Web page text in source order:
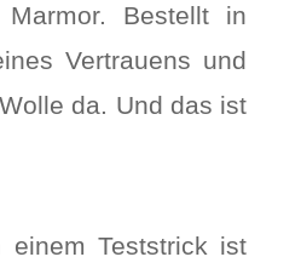
Bestellt in
Vertrauens und
da. Und das ist
einem Teststrick ist